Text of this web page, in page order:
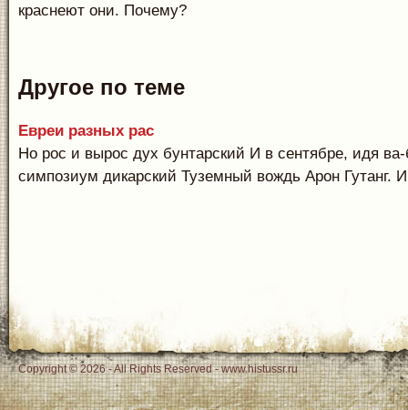
краснеют они. Почему?
Другое по теме
Евреи разных рас
Но рос и вырос дух бунтарский И в сентябре, идя
симпозиум дикарский Туземный вождь Арон Гутанг.
Copyright © 2026 - All Rights Reserved - www.histussr.ru